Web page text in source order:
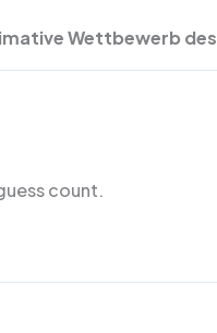
Wettbewerb
count.